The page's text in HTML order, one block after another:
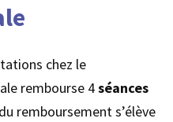
chez le
rembourse 4séances
remboursement s’élève